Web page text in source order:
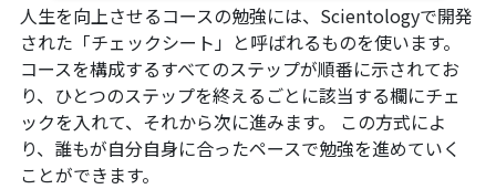
人生を向上させるコースの勉強には、Scientologyで開発
された「チェックシート」と呼ばれるものを使います。
コースを構成するすべてのステップが順番に示されてお
り、ひとつのステップを終えるごとに該当する欄にチェ
ックを入れて、それから次に進みます。 この方式によ
り、誰もが自分自身に合ったペースで勉強を進めていく
ことができます。